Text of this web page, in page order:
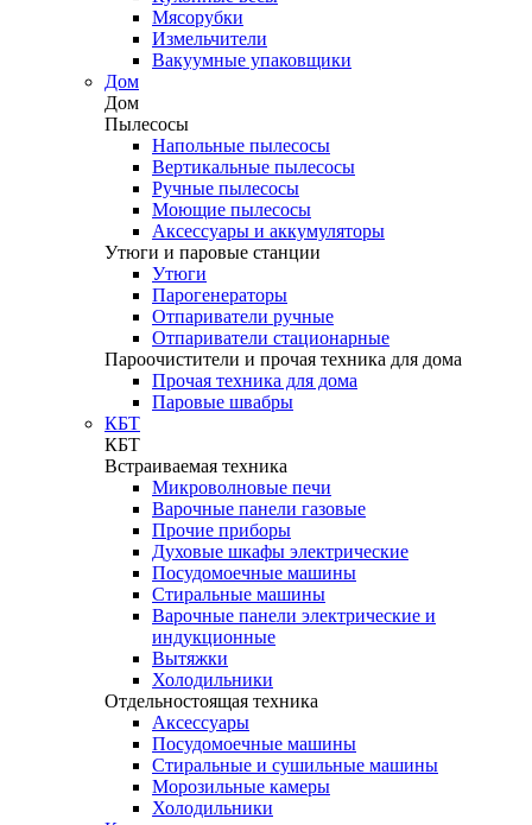
Мясорубки
Измельчители
Вакуумные упаковщики
Дом
Дом
Пылесосы
Напольные пылесосы
Вертикальные пылесосы
Ручные пылесосы
Моющие пылесосы
Аксессуары и аккумуляторы
Утюги и паровые станции
Утюги
Парогенераторы
Отпариватели ручные
Отпариватели стационарные
Пароочистители и прочая техника для дома
Прочая техника для дома
Паровые швабры
КБТ
КБТ
Встраиваемая техника
Микроволновые печи
Варочные панели газовые
Прочие приборы
Духовые шкафы электрические
Посудомоечные машины
Стиральные машины
Варочные панели электрические и
индукционные
Вытяжки
Холодильники
Отдельностоящая техника
Аксессуары
Посудомоечные машины
Стиральные и сушильные машины
Морозильные камеры
Холодильники